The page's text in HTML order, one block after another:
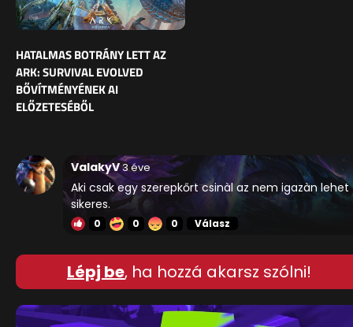
HATALMAS BOTRÁNY LETT AZ
ARK: SURVIVAL EVOLVED
BŐVÍTMÉNYÉNEK AI
ELŐZETESÉBŐL
ValakyV3 éve
Aki csak egy szerepkőrt csinàl az nem igazàn lehet
sikeres.
0 0 0 Válasz
Lépj be, ha hozzá akarsz szólni!